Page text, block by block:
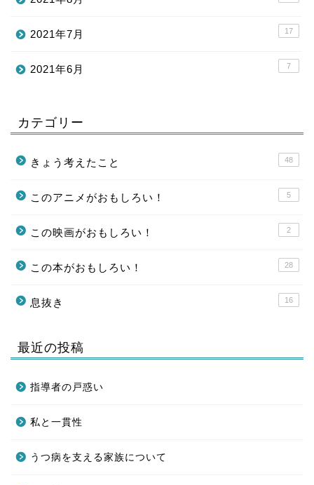
2021年7月 17
2021年6月 7
カテゴリー
きょう考えたこと 48
このアニメがおもしろい！ 5
この映画がおもしろい！ 2
この本がおもしろい！ 28
息抜き 16
最近の投稿
指導者の戸惑い
私と一貫性
うつ病を支える家族について